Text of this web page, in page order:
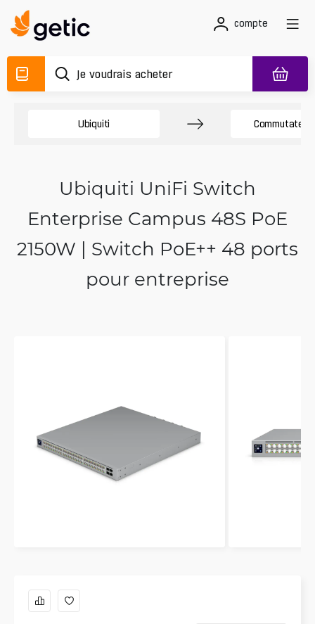
compte
Ubiquiti
Ubiquiti UniFi Switch
Enterprise Campus 48S PoE
2150W | Switch PoE++ 48 ports
pour entreprise